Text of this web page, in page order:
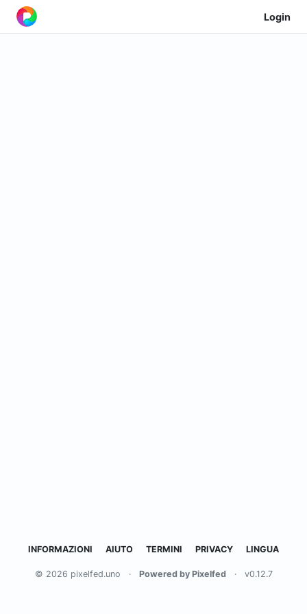
Login
INFORMAZIONI AIUTO TERMINI PRIVACY LINGUA
© 2026 pixelfed.uno · Powered by Pixelfed · v0.12.7